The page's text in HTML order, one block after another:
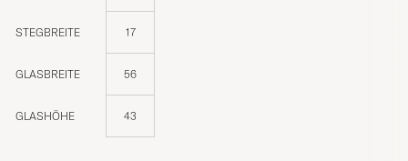
STEGBREITE 17
GLASBREITE 56
GLASHÖHE 43